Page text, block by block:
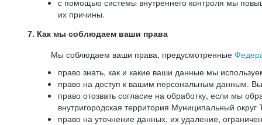
с помощью системы внутреннего контроля мы
их причины.
7. Как мы соблюдаем ваши права
Мы соблюдаем ваши права, предусмотренные
право знать, как и какие ваши данные мы
право на доступ к вашим персональным данным.
право отозвать согласие на обработку, если мы
внутригородская территория Муниципальный
право на уточнение данных, их удаление,